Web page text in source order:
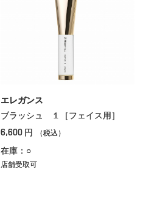
エレガンス
ブラッシュ １［フェイス用］
6,600 円 （税込）
在庫：○
店舗受取可